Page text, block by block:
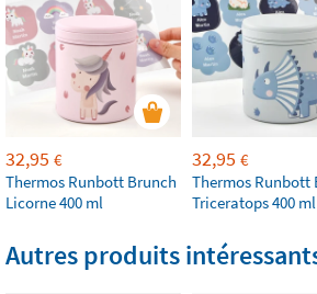
32,95 €
Thermos Runbott Brunch
Licorne 400 ml
32,95 €
Thermos Runbott
Triceratops 400 ml
Autres produits